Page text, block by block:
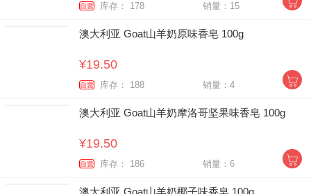
自营 库存： 178 销量：15
澳大利亚 Goat山羊奶原味香皂 100g
¥19.50
自营 库存： 188 销量：4
澳大利亚 Goat山羊奶摩洛哥坚果味香皂 100g
¥19.50
自营 库存： 186 销量：6
澳大利亚 Goat山羊奶椰子味香皂 100g